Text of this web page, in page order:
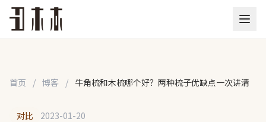
首页 / 博客 / 牛角梳和木梳哪个好？两种梳子优缺点一次讲清
对比 2023-01-20